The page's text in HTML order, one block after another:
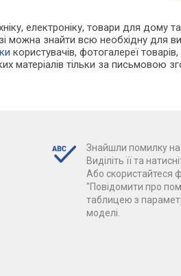
електроніку, товари для
можна знайти всю необхідну для
користувачів, фотогалереї товарів,
матеріалів тільки за письмовою
Знайшли помилку на
Виділіть її та
Або скористайтеся
"Повідомити про
таблицею з
моделі.